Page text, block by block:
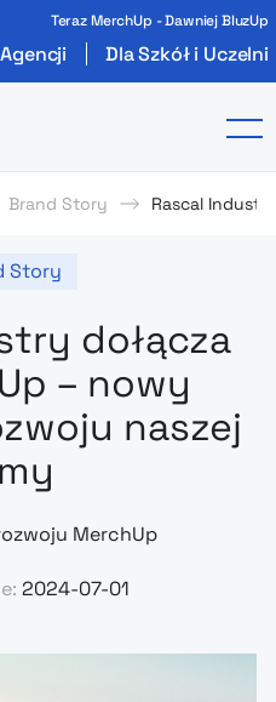
Teraz MerchUp - Dawniej BluzUp
Dla Szkół i Uczelni
i gadżety
Brand Story Rascal
Story
dołącza
– nowy
naszej
MerchUp
2024-07-01